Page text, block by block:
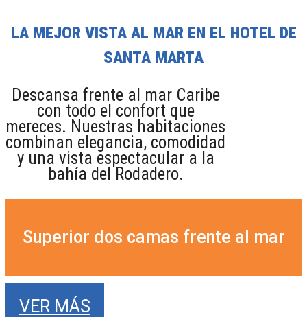
LA MEJOR VISTA AL MAR EN EL HOTEL DE
SANTA MARTA
Descansa frente al mar Caribe
con todo el confort que
mereces. Nuestras habitaciones
combinan elegancia, comodidad
y una vista espectacular a la
bahía del Rodadero.
Superior dos camas frente al mar
VER MÁS